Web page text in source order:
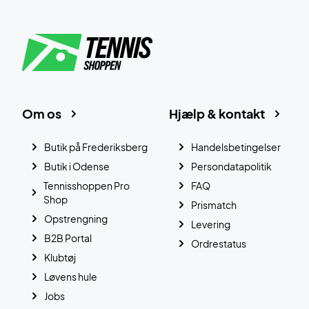
Hjælp & kontakt
Handelsbetingelser
Persondatapolitik
FAQ
Prismatch
Levering
Ordrestatus
Om os
Butik på Frederiksberg
Butik i Odense
Tennisshoppen Pro
Shop
Opstrengning
B2B Portal
Klubtøj
Løvens hule
Jobs